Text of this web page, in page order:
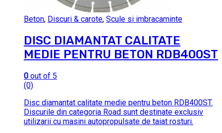
Beton, Discuri & carote, Scule si imbracaminte
DISC DIAMANTAT CALITATE
MEDIE PENTRU BETON RDB400ST
0 out of 5
(0)
Disc diamantat calitate medie pentru beton RDB400ST.
Discurile din categoria Road sunt destinate exclusiv
utilizarii cu masini autopropulsate de taiat rosturi.